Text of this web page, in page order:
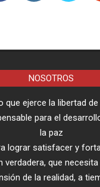
NOSOTROS
que ejerce la libertad
para el
la paz
lograr satisfacer y
verdadera, que
de la realidad, a